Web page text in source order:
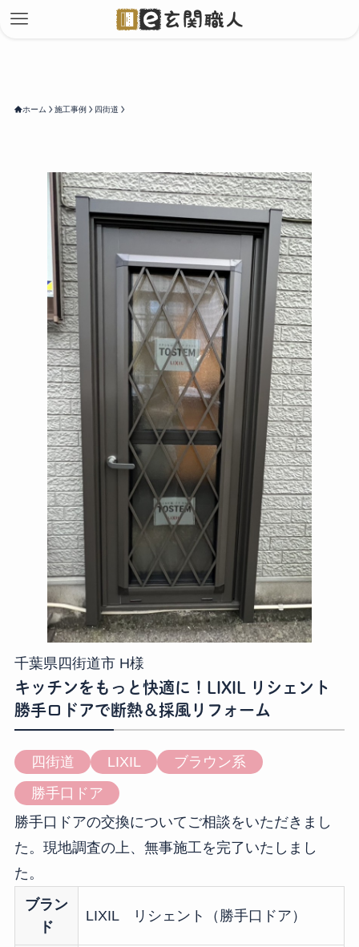
ホーム 施工事例 四街道
キッチンをもっと快適に！LIXIL リシェント
勝手口ドアで断熱＆採風リフォーム
千葉県四街道市 H様
四街道 LIXIL
ブラウン系
勝手口ドア
勝手口ドアの交換についてご相談をいただきまし
た。現地調査の上、無事施工を完了いたしまし
た。
ブラン
ド
LIXIL リシェント（勝手口ドア）